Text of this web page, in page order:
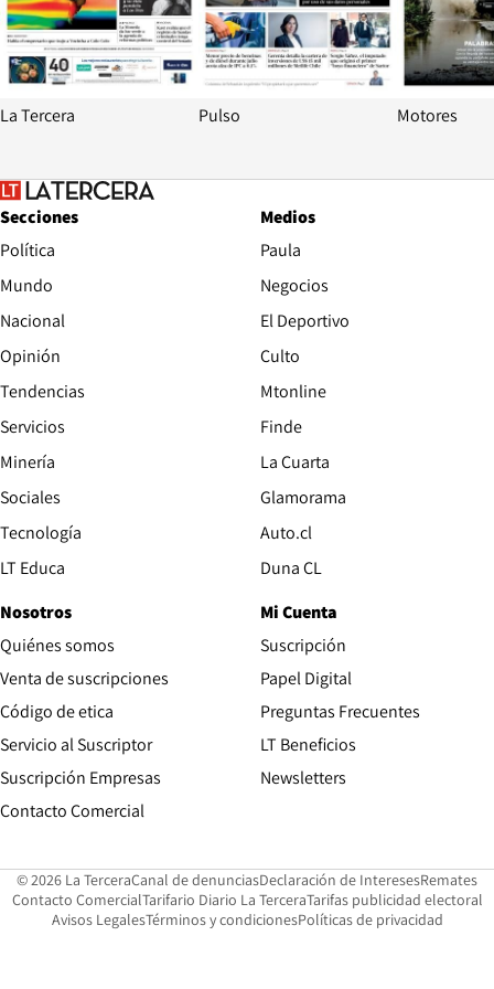
La Tercera Pulso Motores
Secciones
Política
Mundo
Nacional
Opinión
Tendencias
Servicios
Minería
Sociales
Tecnología
LT Educa
Medios
Paula
Negocios
El Deportivo
Culto
Mtonline
Finde
La Cuarta
Glamorama
Auto.cl
Duna CL
Nosotros
Quiénes somos
Venta de suscripciones
Código de etica Opens in new window
Servicio al Suscriptor
Suscripción Empresas
Contacto Comercial
Mi Cuenta
Suscripción
Papel Digital
Preguntas Frecuentes
LT Beneficios
Newsletters
© 2026 La TerceraCanal de denunciasOpens in new window
Declaración de InteresesOpens in
Remates
Contacto ComercialOpens in new window
Tarifario Diario La TerceraOpens in new window
Tarifas publicidad electoral
Avisos LegalesOpens in new window
Términos y condicionesPolíticas de privacidad